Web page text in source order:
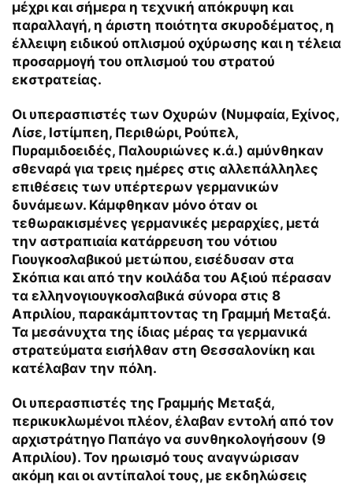
μέχρι και σήμερα η τεχνική απόκρυψη και
παραλλαγή, η άριστη ποιότητα σκυροδέματος, η
έλλειψη ειδικού οπλισμού οχύρωσης και η τέλεια
προσαρμογή του οπλισμού του στρατού
εκστρατείας.
Οι υπερασπιστές των Οχυρών (Νυμφαία, Εχίνος,
Λίσε, Ιστίμπεη, Περιθώρι, Ρούπελ,
Πυραμιδοειδές, Παλουριώνες κ.ά.) αμύνθηκαν
σθεναρά για τρεις ημέρες στις αλλεπάλληλες
επιθέσεις των υπέρτερων γερμανικών
δυνάμεων. Κάμφθηκαν μόνο όταν οι
τεθωρακισμένες γερμανικές μεραρχίες, μετά
την αστραπιαία κατάρρευση του νότιου
Γιουγκοσλαβικού μετώπου, εισέδυσαν στα
Σκόπια και από την κοιλάδα του Αξιού πέρασαν
τα ελληνογιουγκοσλαβικά σύνορα στις 8
Απριλίου, παρακάμπτοντας τη Γραμμή Μεταξά.
Τα μεσάνυχτα της ίδιας μέρας τα γερμανικά
στρατεύματα εισήλθαν στη Θεσσαλονίκη και
κατέλαβαν την πόλη.
Οι υπερασπιστές της Γραμμής Μεταξά,
περικυκλωμένοι πλέον, έλαβαν εντολή από τον
αρχιστράτηγο Παπάγο να συνθηκολογήσουν (9
Απριλίου). Τον ηρωισμό τους αναγνώρισαν
ακόμη και οι αντίπαλοί τους, με εκδηλώσεις